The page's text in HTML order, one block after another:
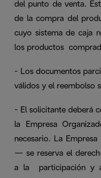
del punto de venta.
de la compra del
cuyo sistema de caja
los productos
- Los documentos
válidos y el reembolso
- El solicitante deberá
la Empresa
necesario. La
— se reserva el
a la participación y